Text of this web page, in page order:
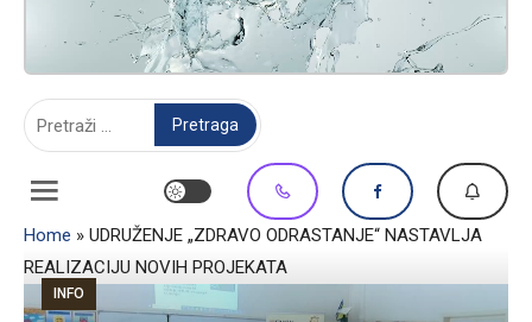
Home » UDRUŽENJE „ZDRAVO ODRASTANJE“ NASTAVLJA
REALIZACIJU NOVIH PROJEKATA
INFO